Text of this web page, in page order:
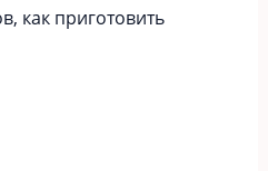
как приготовить